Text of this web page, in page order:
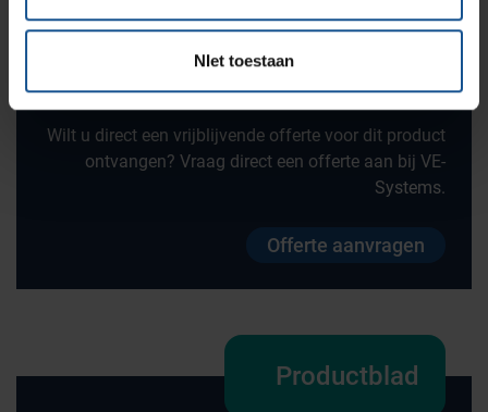
NIet toestaan
Wilt u direct een vrijblijvende offerte voor dit product
ontvangen? Vraag direct een offerte aan bij VE-
Systems.
Offerte aanvragen
Productblad